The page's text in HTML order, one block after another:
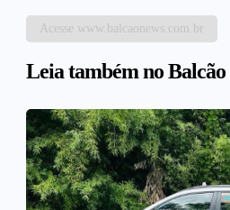
Acesse www.balcaonews.com.br
Leia também no Balcão